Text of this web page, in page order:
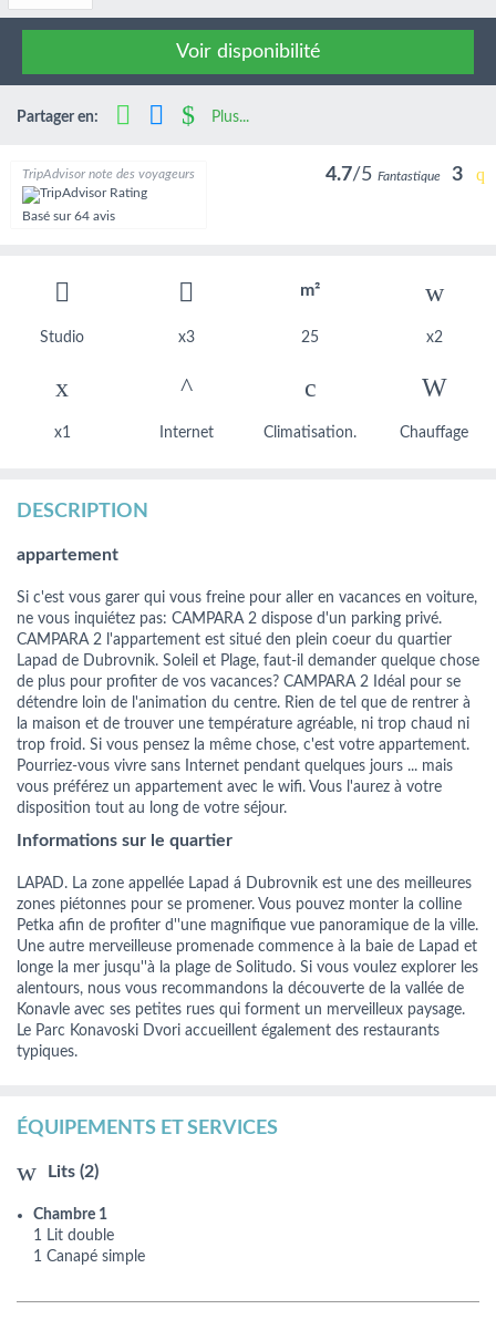
Voir disponibilité
Partager en: Plus...
TripAdvisor note des voyageurs
Basé sur64 avis
4.7/5 Fantastique 3
m²
Studio x3 25 x2
x1 Internet Climatisation. Chauffage
DESCRIPTION
appartement
Si c'est vous garer qui vous freine pour aller en vacances en voiture,
ne vous inquiétez pas: CAMPARA 2 dispose d'un parking privé.
CAMPARA 2 l'appartement est situé den plein coeur du quartier
Lapad de Dubrovnik. Soleil et Plage, faut-il demander quelque chose
de plus pour profiter de vos vacances? CAMPARA 2 Idéal pour se
détendre loin de l'animation du centre. Rien de tel que de rentrer à
la maison et de trouver une température agréable, ni trop chaud ni
trop froid. Si vous pensez la même chose, c'est votre appartement.
Pourriez-vous vivre sans Internet pendant quelques jours ... mais
vous préférez un appartement avec le wifi. Vous l'aurez à votre
disposition tout au long de votre séjour.
Informations sur le quartier
LAPAD. La zone appellée Lapad á Dubrovnik est une des meilleures
zones piétonnes pour se promener. Vous pouvez monter la colline
Petka afin de profiter d''une magnifique vue panoramique de la ville.
Une autre merveilleuse promenade commence à la baie de Lapad et
longe la mer jusqu''à la plage de Solitudo. Si vous voulez explorer les
alentours, nous vous recommandons la découverte de la vallée de
Konavle avec ses petites rues qui forment un merveilleux paysage.
Le Parc Konavoski Dvori accueillent également des restaurants
typiques.
ÉQUIPEMENTS ET SERVICES
Lits (2)
Chambre 1
1 Lit double
1 Canapé simple